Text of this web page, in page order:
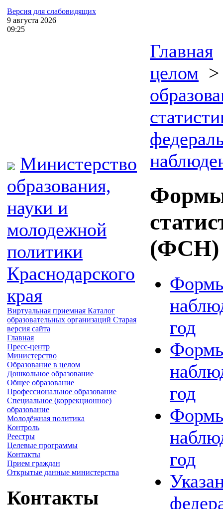
Версия для слабовидящих
9 августа 2026
09:25
Министерство
образования,
науки и
молодежной
политики
Краснодарского
края
Виртуальная приемная Каталог
образовательных организаций Старая
версия сайта
Главная
Пресс-центр
Министерство
Образование в целом
Дошкольное образование
Общее образование
Профессиональное образование
Специальное (коррекционное)
образование
Молодёжная политика
Контроль
Реестры
Целевые программы
Контакты
Прием граждан
Открытые данные министерства
Контакты
Главная
целом
Формы
(ФСН)
Формы
год
Формы
год
Формы
год